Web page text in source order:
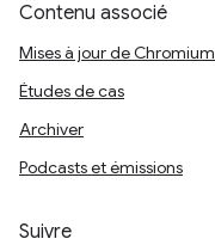
Contenu associé
Mises à jour de Chromium
Études de cas
Archiver
Podcasts et émissions
Suivre